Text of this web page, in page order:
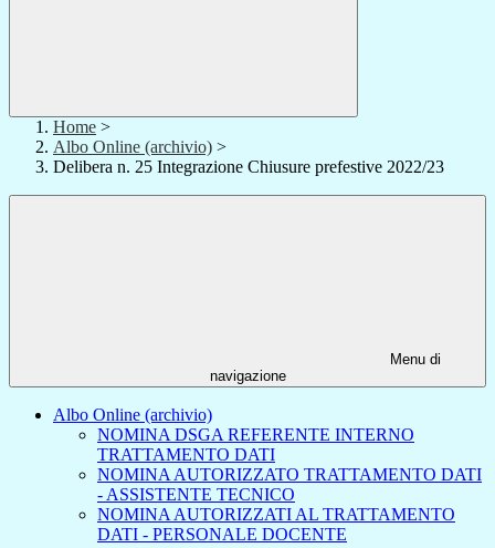
Home >
Albo Online (archivio) >
Delibera n. 25 Integrazione Chiusure prefestive 2022/23
Menu di
navigazione
Albo Online (archivio)
NOMINA DSGA REFERENTE INTERNO
TRATTAMENTO DATI
NOMINA AUTORIZZATO TRATTAMENTO DATI
- ASSISTENTE TECNICO
NOMINA AUTORIZZATI AL TRATTAMENTO
DATI - PERSONALE DOCENTE